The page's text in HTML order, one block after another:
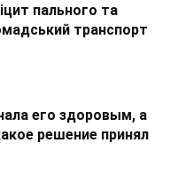
пального та
транспорт
его здоровым, а
решение принял